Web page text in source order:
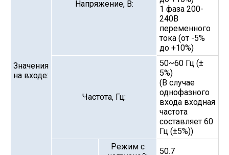
Значения
на входе:
Напряжение, В:
1 фаза 200-
240В
переменного
тока (от -5%
до +10%)
Частота, Гц:
50~60 Гц (±
5%)
(В случае
однофазного
входа входная
частота
составляет 60
Гц (±5%))
Режим с
50.7